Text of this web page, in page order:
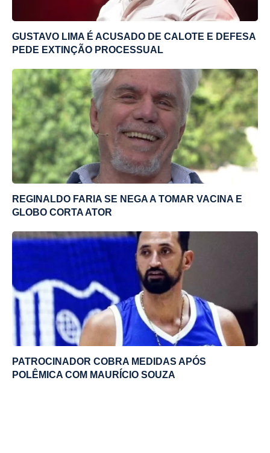
GUSTAVO LIMA É ACUSADO DE CALOTE E DEFESA
PEDE EXTINÇÃO PROCESSUAL
REGINALDO FARIA SE NEGA A TOMAR VACINA E
GLOBO CORTA ATOR
PATROCINADOR COBRA MEDIDAS APÓS
POLÊMICA COM MAURÍCIO SOUZA